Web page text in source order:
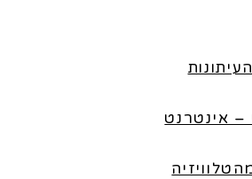
– אינטרנט